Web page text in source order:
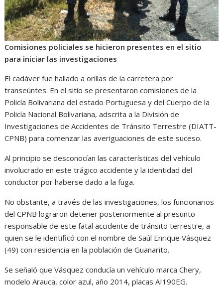
Comisiones policiales se hicieron presentes en el sitio
para iniciar las investigaciones
El cadáver fue hallado a orillas de la carretera por
transeúntes. En el sitio se presentaron comisiones de la
Policía Bolivariana del estado Portuguesa y del Cuerpo de la
Policía Nacional Bolivariana, adscrita a la División de
Investigaciones de Accidentes de Tránsito Terrestre (DIATT-
CPNB) para comenzar las averiguaciones de este suceso.
Al principio se desconocían las características del vehículo
involucrado en este trágico accidente y la identidad del
conductor por haberse dado a la fuga.
No obstante, a través de las investigaciones, los funcionarios
del CPNB lograron detener posteriormente al presunto
responsable de este fatal accidente de tránsito terrestre, a
quien se le identificó con el nombre de Saúl Enrique Vásquez
(49) con residencia en la población de Guanarito.
Se señaló que Vásquez conducía un vehículo marca Chery,
modelo Arauca, color azul, año 2014, placas AI190EG.